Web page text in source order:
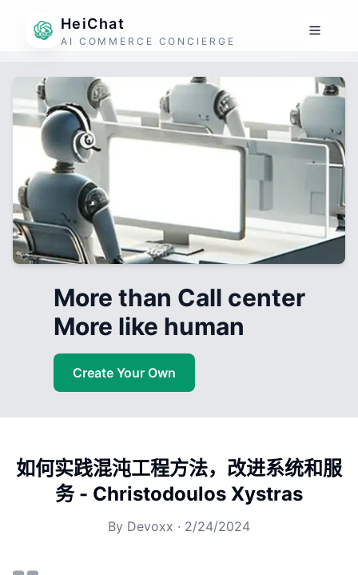
HeiChat
AI COMMERCE CONCIERGE
More than Call center
More like human
Create Your Own
如何实践混沌工程方法，改进系统和服
务 - Christodoulos Xystras
By Devoxx · 2/24/2024